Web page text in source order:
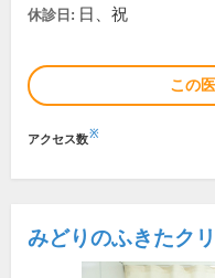
休診日: 日、祝
この
アクセス数※
みどりのふきたク